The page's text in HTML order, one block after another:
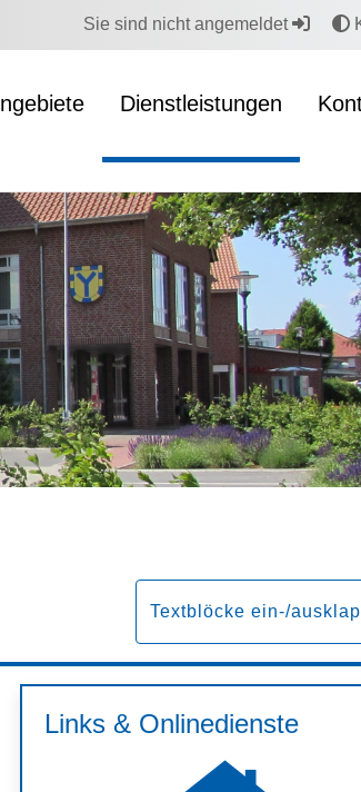
Sie sind nicht angemeldet
Dienstleistungen
Textblöcke ein-/
Links & Onlinedienste